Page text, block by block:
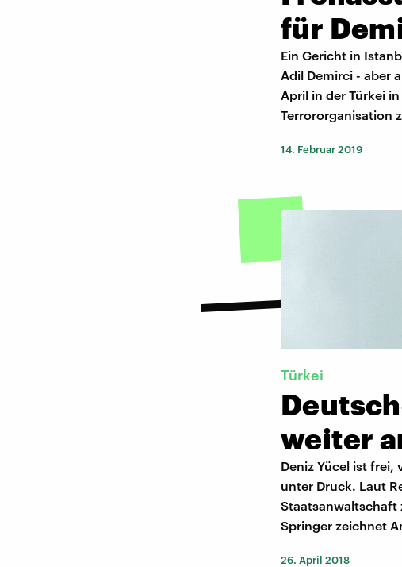
für
Ein Gericht in
Adil Demirci - aber
April in der Türkei
Terrororganisation
14. Februar 2019
Türkei
weiter
Deniz Yücel ist frei,
unter Druck. Laut
Staatsanwaltschaft
Springer zeichnet
26. April 2018